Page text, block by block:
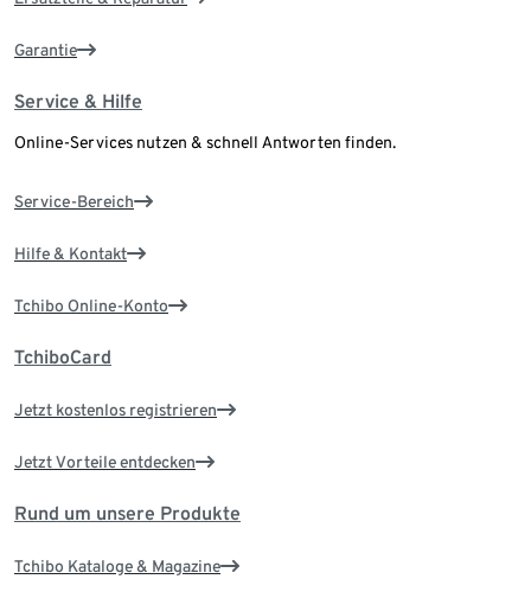
Garantie
Service & Hilfe
Online-Services nutzen & schnell Antworten finden.
Service-Bereich
Hilfe & Kontakt
Tchibo Online-Konto
TchiboCard
Jetzt kostenlos registrieren
Jetzt Vorteile entdecken
Rund um unsere Produkte
Tchibo Kataloge & Magazine